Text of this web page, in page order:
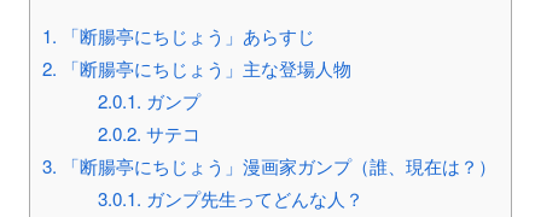
1. 「断腸亭にちじょう」あらすじ
2. 「断腸亭にちじょう」主な登場人物
2.0.1. ガンプ
2.0.2. サテコ
3. 「断腸亭にちじょう」漫画家ガンプ（誰、現在は？）
3.0.1. ガンプ先生ってどんな人？